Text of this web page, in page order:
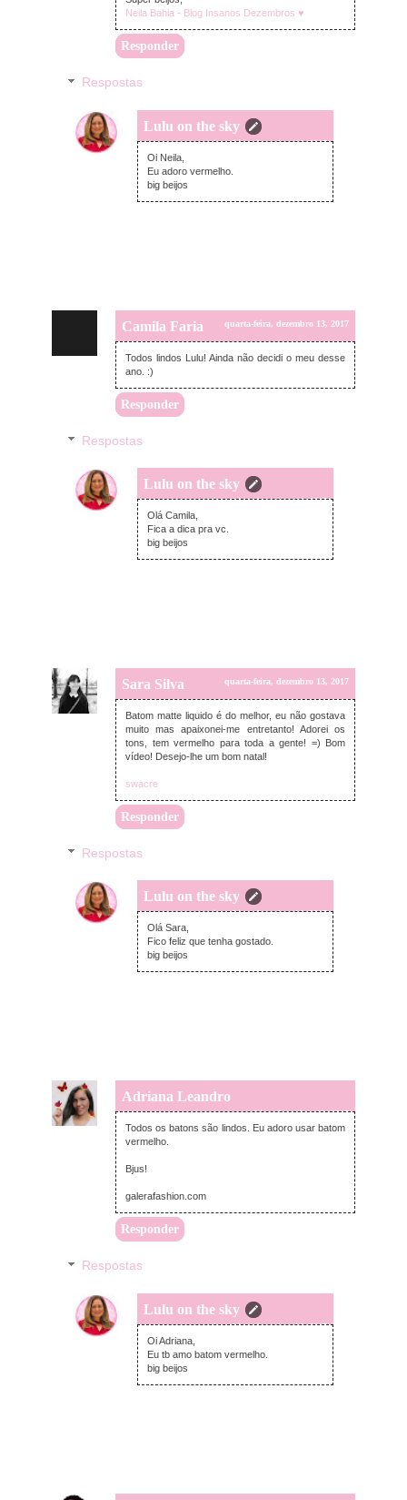
Neila Bahia - Blog Insanos Dezembros ♥
Responder
Respostas
Lulu on the sky
quinta-feira, dezembro 14, 2017
Oi Neila,
Eu adoro vermelho.
big beijos
Camila Faria quarta-feira, dezembro 13, 2017
Todos lindos Lulu! Ainda não decidi o meu desse
ano. :)
Responder
Respostas
Lulu on the sky
quinta-feira, dezembro 14, 2017
Olá Camila,
Fica a dica pra vc.
big beijos
Sara Silva quarta-feira, dezembro 13, 2017
Batom matte liquido é do melhor, eu não gostava
muito mas apaixonei-me entretanto! Adorei os
tons, tem vermelho para toda a gente! =) Bom
vídeo! Desejo-lhe um bom natal!
swacre
Responder
Respostas
Lulu on the sky
quinta-feira, dezembro 14, 2017
Olá Sara,
Fico feliz que tenha gostado.
big beijos
Adriana Leandro
quarta-feira, dezembro 13, 2017
Todos os batons são lindos. Eu adoro usar batom
vermelho.
Bjus!
galerafashion.com
Responder
Respostas
Lulu on the sky
quinta-feira, dezembro 14, 2017
Oi Adriana,
Eu tb amo batom vermelho.
big beijos